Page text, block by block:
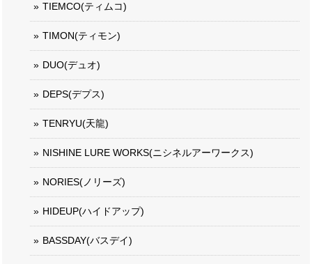
TIEMCO(ティムコ)
TIMON(ティモン)
DUO(デュオ)
DEPS(デプス)
TENRYU(天龍)
NISHINE LURE WORKS(ニシネルアーワークス)
NORIES(ノリーズ)
HIDEUP(ハイドアップ)
BASSDAY(バスデイ)